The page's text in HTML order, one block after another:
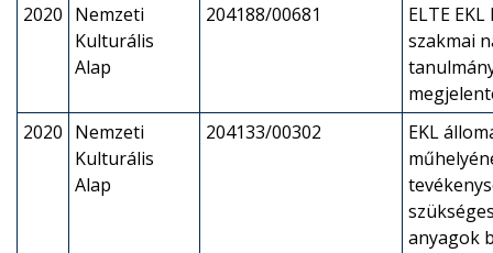
2020 Nemzeti
Kulturális
Alap
204188/00681
ELTE
szakmai
2020 Nemzeti
Kulturális
Alap
204133/00302
EKL
anyagok